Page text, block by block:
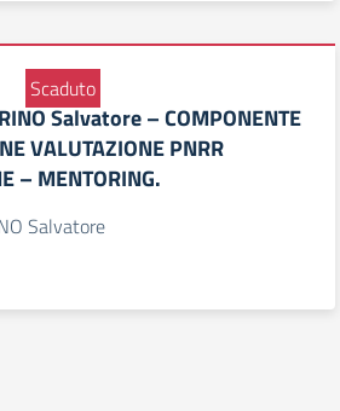
Scaduto
Salvatore – COMPONENTE
VALUTAZIONE PNRR
– MENTORING.
Salvatore